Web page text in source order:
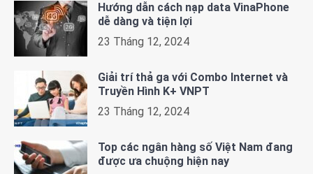
Hướng dẫn cách nạp data VinaPhone
dễ dàng và tiện lợi
23 Tháng 12, 2024
Giải trí thả ga với Combo Internet và
Truyền Hình K+ VNPT
23 Tháng 12, 2024
Top các ngân hàng số Việt Nam đang
được ưa chuộng hiện nay